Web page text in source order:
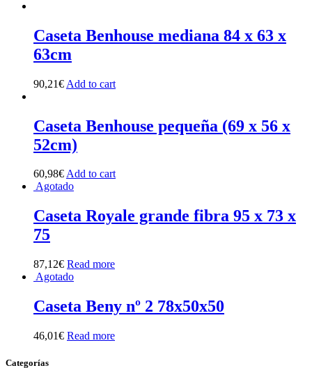
Caseta Benhouse mediana 84 x 63 x
63cm
90,21€ Add to cart
Caseta Benhouse pequeña (69 x 56 x
52cm)
60,98€Add to cart
Agotado
Caseta Royale grande fibra 95 x 73 x
75
87,12€ Read more
Agotado
Caseta Beny nº 2 78x50x50
46,01€ Read more
Categorías